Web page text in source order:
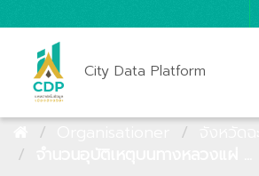
City Data Platform